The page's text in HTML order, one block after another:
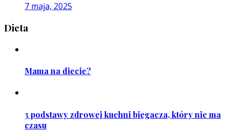
7 maja, 2025
Dieta
Mama na diecie?
3 podstawy zdrowej kuchni biegacza, który nie ma
czasu